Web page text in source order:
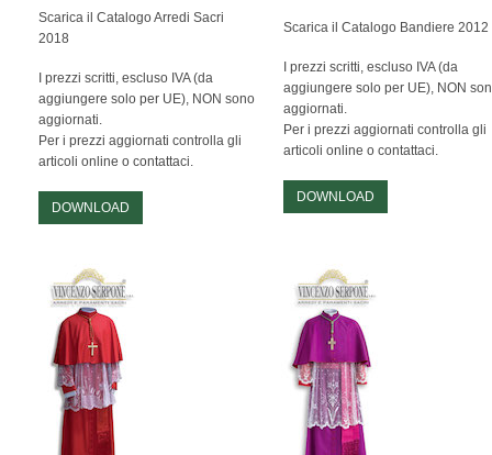
OCEANIA
ANTARTIDE
ORGANISMI INTERNAZIONALI
PERSONALIZZATE
NAUTICA
ALTRE BANDIERE
SET E COMPLETI
STORICHE
STENDARDI E GONFALONI
Scarica il Catalogo Arredi Sacri
2018
I prezzi scritti, escluso IVA (da
aggiungere solo per UE), NON sono
aggiornati.
Per i prezzi aggiornati controlla gli
articoli online o contattaci.
DOWNLOAD
Scarica il Catalogo Bandiere 2012
I prezzi scritti, escluso IVA (da
aggiungere solo per UE), NON
aggiornati.
Per i prezzi aggiornati controlla gli
articoli online o contattaci.
DOWNLOAD